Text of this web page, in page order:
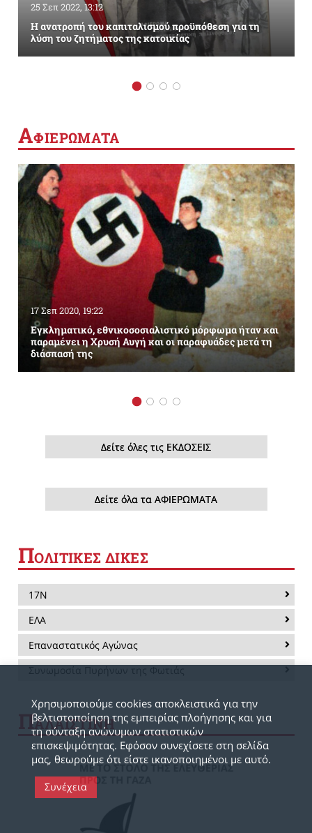
25 Σεπ 2022, 13:12
Η ανατροπή του καπιταλισμού προϋπόθεση για τη
λύση του ζητήματος της κατοικίας
ΑΦΙΕΡΩΜΑΤΑ
17 Σεπ 2020, 19:22
Εγκληματικό, εθνικοσοσιαλιστικό μόρφωμα ήταν και
παραμένει η Χρυσή Αυγή και οι παραφυάδες μετά τη
διάσπασή της
Δείτε όλες τις ΕΚΔΟΣΕΙΣ
Δείτε όλα τα ΑΦΙΕΡΩΜΑΤΑ
ΠΟΛΙΤΙΚΕΣ ΔΙΚΕΣ
17Ν
ΕΛΑ
Επαναστατικός Αγώνας
ΠΑΛΑΙΣΤΙΝΗ
Χρησιμοποιούμε cookies αποκλειστικά για την
βελτιστοποίηση της εμπειρίας πλοήγησης και για
τη σύνταξη ανώνυμων στατιστικών
επισκεψιμότητας. Εφόσον συνεχίσετε στη σελίδα
μας, θεωρούμε ότι είστε ικανοποιημένοι με αυτό.
Συνέχεια